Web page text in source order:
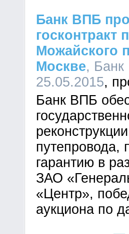
Банк ВПБ
госконтракт
Можайского
Москве,
25.05.2015
Банк ВПБ
путепровода,
гарантию в
ЗАО
«Центр»,
аукциона по